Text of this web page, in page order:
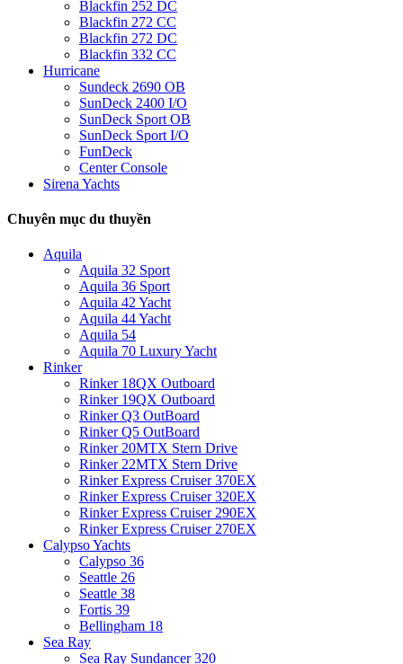
Blackfin 252 DC
Blackfin 272 CC
Blackfin 272 DC
Blackfin 332 CC
Hurricane
Sundeck 2690 OB
SunDeck 2400 I/O
SunDeck Sport OB
SunDeck Sport I/O
FunDeck
Center Console
Sirena Yachts
Chuyên mục du thuyền
Aquila
Aquila 32 Sport
Aquila 36 Sport
Aquila 42 Yacht
Aquila 44 Yacht
Aquila 54
Aquila 70 Luxury Yacht
Rinker
Rinker 18QX Outboard
Rinker 19QX Outboard
Rinker Q3 OutBoard
Rinker Q5 OutBoard
Rinker 20MTX Stern Drive
Rinker 22MTX Stern Drive
Rinker Express Cruiser 370EX
Rinker Express Cruiser 320EX
Rinker Express Cruiser 290EX
Rinker Express Cruiser 270EX
Calypso Yachts
Calypso 36
Seattle 26
Seattle 38
Fortis 39
Bellingham 18
Sea Ray
Sea Ray Sundancer 320